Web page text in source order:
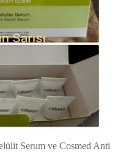
Serum ve Cosmed Anti